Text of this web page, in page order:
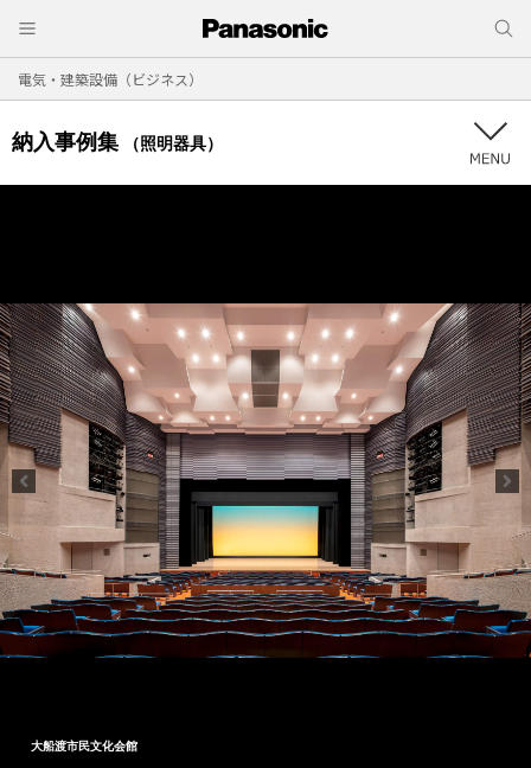
電気・建築設備（ビジネス）
納入事例集 （照明器具）
大船渡市民文化会館